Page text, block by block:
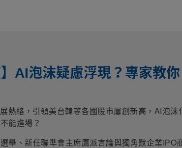
】AI泡沫疑慮浮現？專家教你
熱絡，引領美台韓等各國股市屢創新高，AI泡沫
能進場？
舉、新任聯準會主席鷹派言論與獨角獸企業IPO